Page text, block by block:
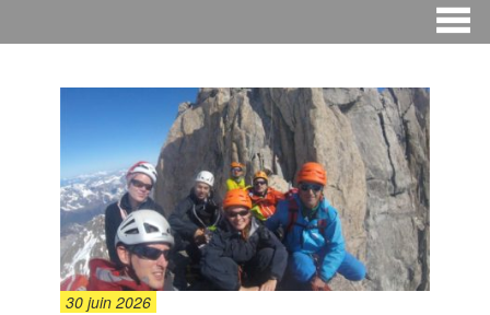
30 juin 2026